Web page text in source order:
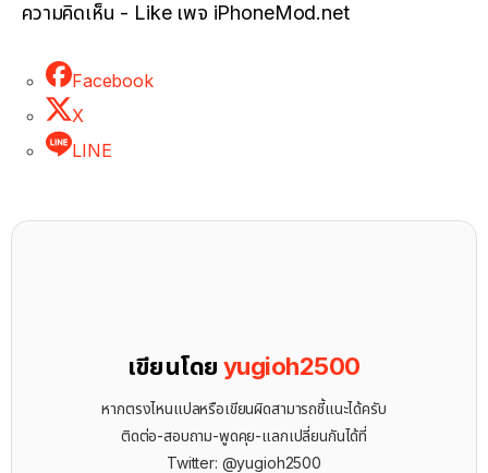
ความคิดเห็น - Like เพจ iPhoneMod.net
Facebook
X
LINE
เขียนโดยyugioh2500
หากตรงไหนแปลหรือเขียนผิดสามารถชี้แนะได้ครับ
ติดต่อ-สอบถาม-พูดคุย-แลกเปลี่ยนกันได้ที่
Twitter: @yugioh2500